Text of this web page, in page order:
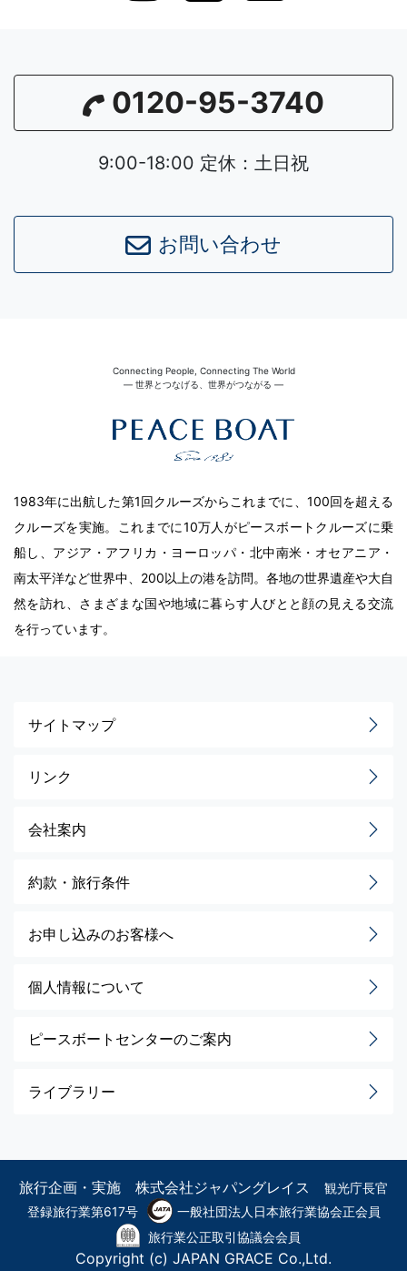
0120-95-3740
9:00-18:00 定休：土日祝
お問い合わせ
Connecting People, Connecting The World
― 世界とつなげる、世界がつながる ―
1983年に出航した第1回クルーズからこれまでに、100回を超える
クルーズを実施。これまでに10万人がピースボートクルーズに乗
船し、アジア・アフリカ・ヨーロッパ・北中南米・オセアニア・
南太平洋など世界中、200以上の港を訪問。各地の世界遺産や大自
然を訪れ、さまざまな国や地域に暮らす人びとと顔の見える交流
を行っています。
サイトマップ
リンク
会社案内
約款・旅行条件
お申し込みのお客様へ
個人情報について
ピースボートセンターのご案内
ライブラリー
旅行企画・実施 株式会社ジャパングレイス 観光庁長官
登録旅行業第617号
一般社団法人日本旅行業協会正会員
旅行業公正取引協議会会員
Copyright (c) JAPAN GRACE Co.,Ltd.